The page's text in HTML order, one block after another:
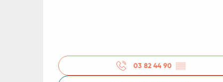
03 82 44 90 ▒▒